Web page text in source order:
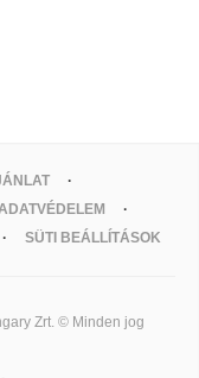
ADATVÉDELEM
SÜTI BEÁLLÍTÁSOK
Zrt. © Minden jog